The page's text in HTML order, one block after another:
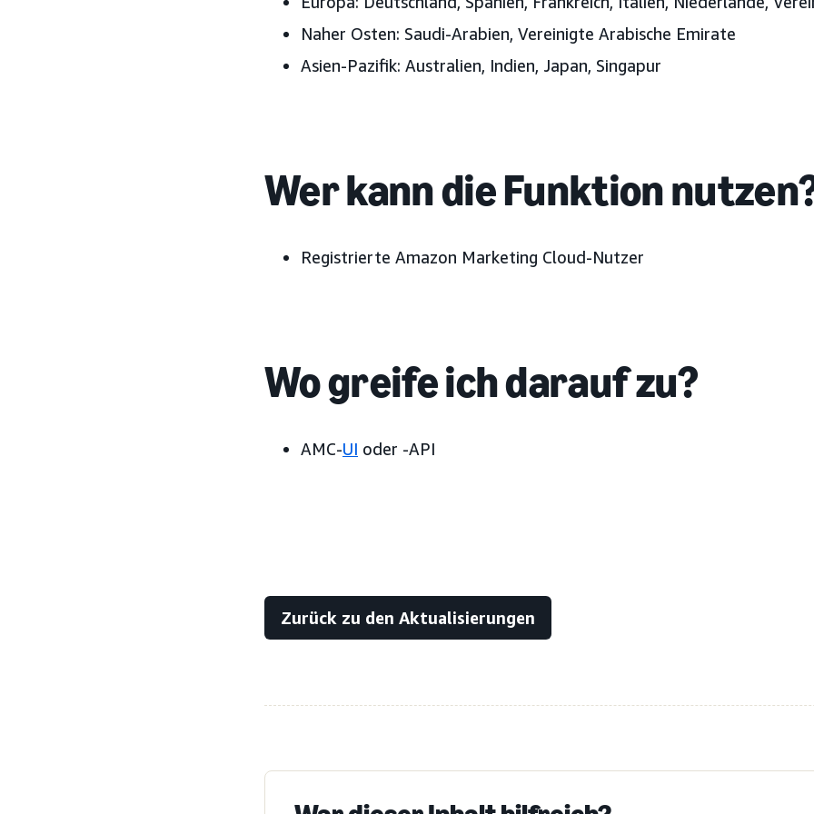
Naher Osten: Saudi-Arabien, Vereinigte Arabische Emirate
Asien-Pazifik: Australien, Indien, Japan, Singapur
Wer kann die Funktion
Registrierte Amazon Marketing Cloud-Nutzer
Wo greife ich darauf zu?
AMC-UI oder -API
Zurück zu den Aktualisierungen